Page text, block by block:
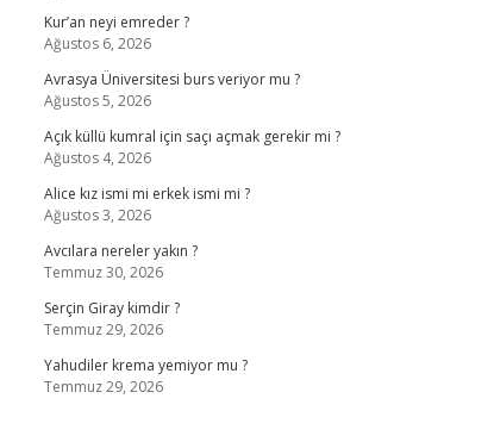
Kur’an neyi emreder ?
Ağustos 6, 2026
Avrasya Üniversitesi burs veriyor mu ?
Ağustos 5, 2026
Açık küllü kumral için saçı açmak gerekir mi ?
Ağustos 4, 2026
Alice kız ismi mi erkek ismi mi ?
Ağustos 3, 2026
Avcılara nereler yakın ?
Temmuz 30, 2026
Serçin Giray kimdir ?
Temmuz 29, 2026
Yahudiler krema yemiyor mu ?
Temmuz 29, 2026